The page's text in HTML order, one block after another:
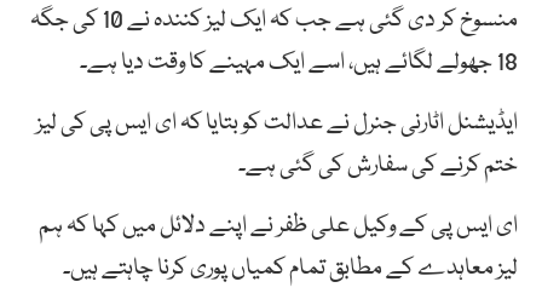
منسوخ کر دی گئی ہے جب کہ ایک لیز کنندہ نے 10 کی جگہ
18 جھولے لگائے ہیں، اسے ایک مہینے کا وقت دیا ہے۔
ایڈیشنل اٹارنی جنرل نے عدالت کو بتایا کہ ای ایس پی کی لیز
ختم کرنے کی سفارش کی گئی ہے۔
ای ایس پی کے وکیل علی ظفر نے اپنے دلائل میں کہا کہ ہم
لیز معاہدے کے مطابق تمام کمیاں پوری کرنا چاہتے ہیں۔